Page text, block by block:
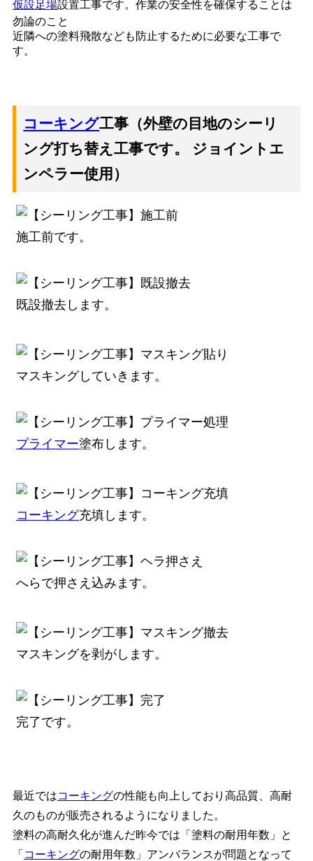
仮設足場設置工事です。作業の安全性を確保することは
勿論のこと
近隣への塗料飛散なども防止するために必要な工事で
す。
コーキング工事（外壁の目地のシーリ
ング打ち替え工事です。 ジョイントエ
ンペラー使用）
施工前です。
既設撤去します。
マスキングしていきます。
プライマー塗布します。
コーキング充填します。
へらで押さえ込みます。
マスキングを剥がします。
完了です。
最近ではコーキングの性能も向上しており高品質、高耐
久のものが販売されるようになりました。
塗料の高耐久化が進んだ昨今では「塗料の耐用年数」と
「 コーキングの耐用年数」アンバランスが問題となって